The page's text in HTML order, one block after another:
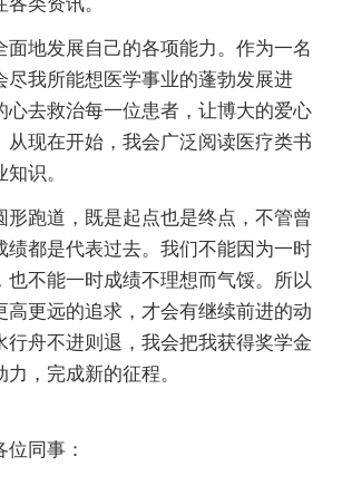
面地发展自己的各项能力。作为一名
尽我所能想医学事业的蓬勃发展进
心去救治每一位患者，让博大的爱心
从现在开始，我会广泛阅读医疗类书
识。
形跑道，既是起点也是终点，不管曾
绩都是代表过去。我们不能因为一时
也不能一时成绩不理想而气馁。所以
高更远的追求，才会有继续前进的动
行舟不进则退，我会把我获得奖学金
，完成新的征程。
同事：